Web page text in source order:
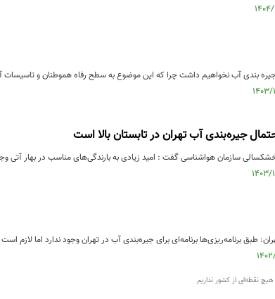
بندی آب نخواهیم داشت چرا که این موضوع به سطح رفاه هموطنان و تاسیسات
جیره‌بندی آب تهران در تابستان بالا است
سازمان هواشناسی گفت : امید زیادی به بارندگی‌های مناسب در بهار آتی
برنامه‌ریزی‌ها برنامه‌ای برای جیره‌بندی آب در تهران وجود ندارد اما لازم است مشترکان
نقطه‌ای از کشور نداریم